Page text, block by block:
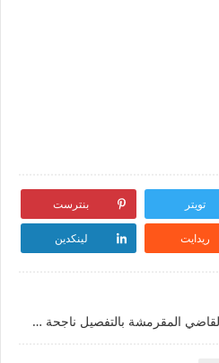
تويتر بنترست
ريدايت لينكدين
طريقة عمل العوامة أو لقمة القاضي المقرمشة بالتفصيل ناجحة مليون في المئة